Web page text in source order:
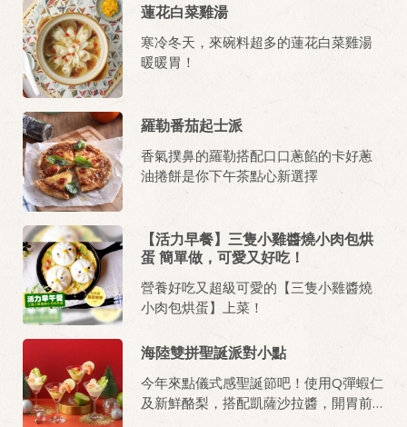
蓮花白菜雞湯
寒冷冬天，來碗料超多的蓮花白菜雞湯
暖暖胃！
羅勒番茄起士派
香氣撲鼻的羅勒搭配口口蔥餡的卡好蔥
油捲餅是你下午茶點心新選擇
【活力早餐】三隻小雞醬燒小肉包烘
蛋 簡單做，可愛又好吃！
營養好吃又超級可愛的【三隻小雞醬燒
小肉包烘蛋】上菜！
海陸雙拼聖誕派對小點
今年來點儀式感聖誕節吧！使用Q彈蝦仁
及新鮮酪梨，搭配凱薩沙拉醬，開胃前